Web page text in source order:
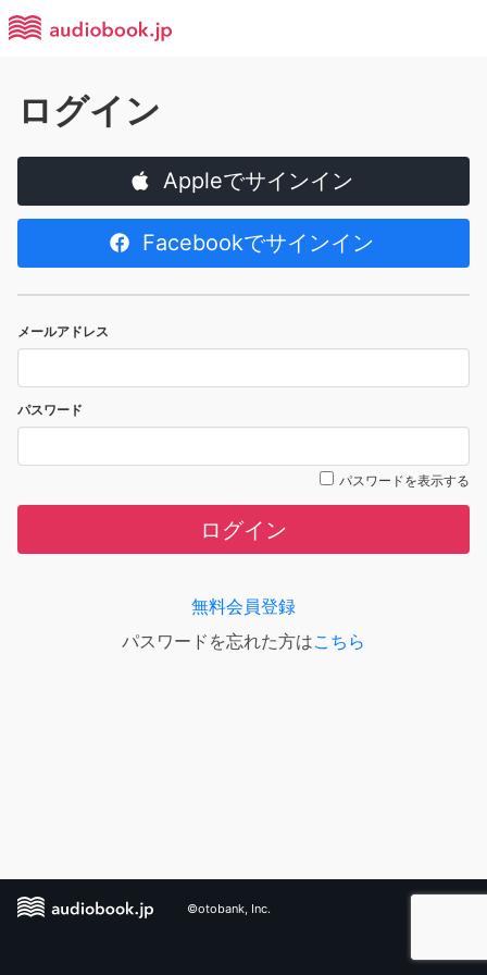
ログイン
Appleでサインイン
Facebookでサインイン
メールアドレス
パスワード
パスワードを表示する
ログイン
無料会員登録
パスワードを忘れた方はこちら
©otobank, Inc.